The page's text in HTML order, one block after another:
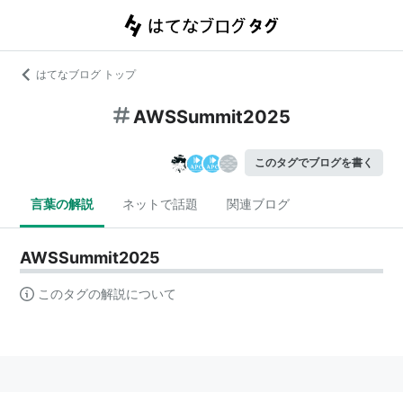
はてなブログ トップ
AWSSummit2025
このタグでブログを書く
言葉の解説 ネットで話題 関連ブログ
AWSSummit2025
このタグの解説について